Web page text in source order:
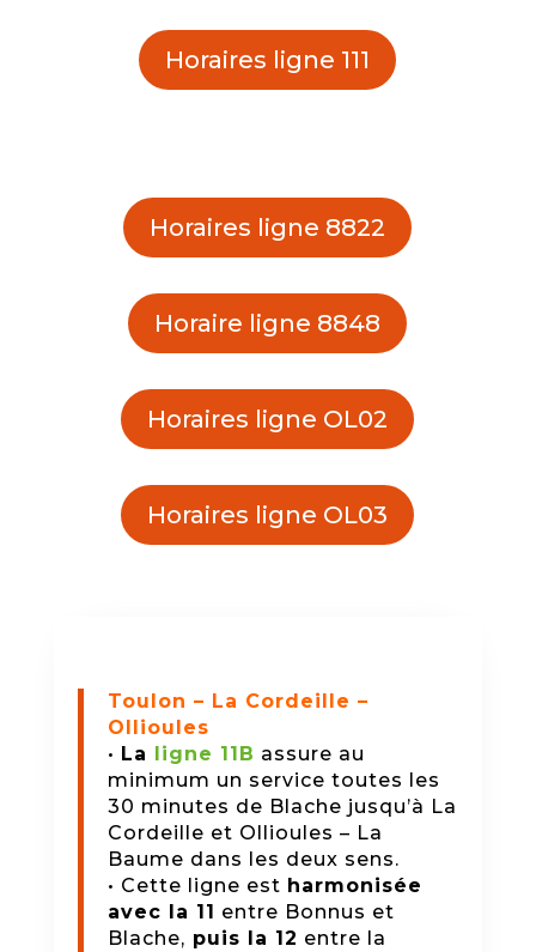
Horaires ligne 111
Horaires ligne 8822
Horaire ligne 8848
Horaires ligne OL02
Horaires ligne OL03
Toulon – La Cordeille –
Ollioules
• La ligne 11B assure au
minimum un service toutes les
30 minutes de Blache jusqu’à La
Cordeille et Ollioules – La
Baume dans les deux sens.
• Cette ligne est harmonisée
avec la 11 entre Bonnus et
Blache, puis la 12 entre la